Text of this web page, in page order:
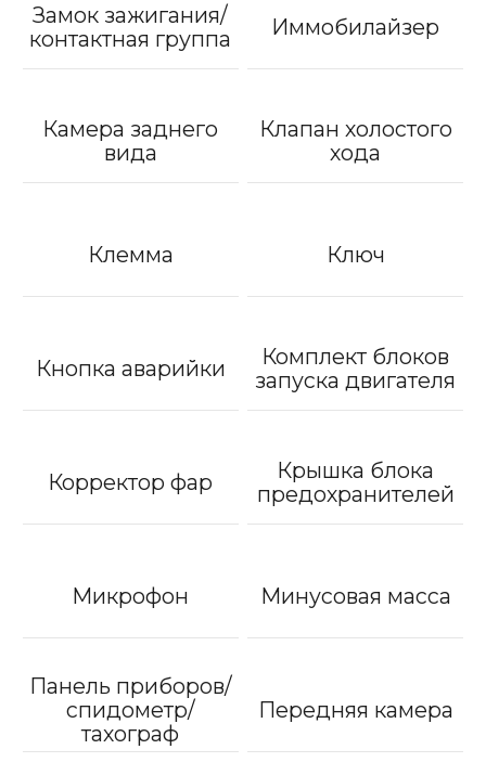
Замок зажигания/
контактная группа
Иммобилайзер
Камера заднего
вида
Клапан холостого
хода
Клемма Ключ
Кнопка аварийки
Комплект блоков
запуска двигателя
Корректор фар
Крышка блока
предохранителей
Микрофон Минусовая масса
Панель приборов/
спидометр/
тахограф
Передняя камера